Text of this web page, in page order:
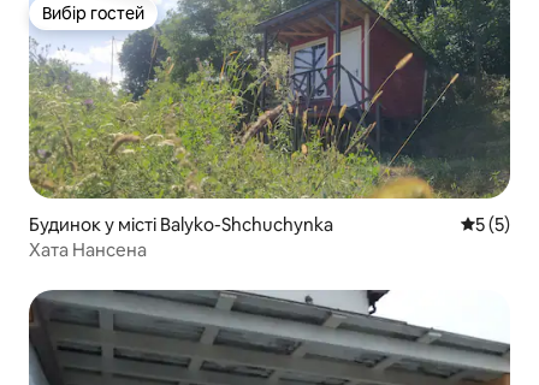
Вибір гостей
Вибір гостей
Будинок у місті Balyko-Shchuchynka Середня
5 (5)
Хата Нансена